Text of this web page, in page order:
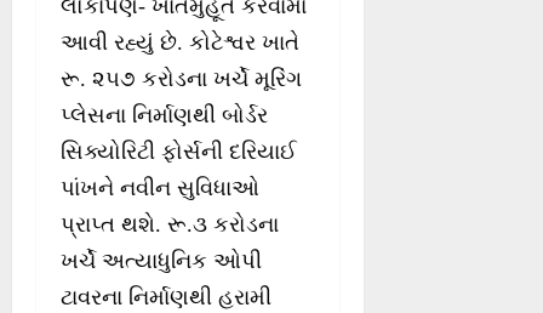
લોકાર્પણ- ખાતમુહૂર્ત કરવામાં
આવી રહ્યું છે. કોટેશ્વર ખાતે
રૂ. ૨૫૭ કરોડના ખર્ચે મૂરિંગ
પ્લેસના નિર્માણથી બોર્ડર
સિક્યોરિટી ફોર્સની દરિયાઈ
પાંખને‌ નવીન સુવિધાઓ
પ્રાપ્ત થશે. રૂ.૩ કરોડના
ખર્ચે અત્યાધુનિક ઓપી
ટાવરના નિર્માણથી હરામી